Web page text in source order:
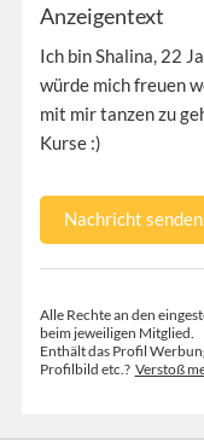
Anzeigentext
Ich bin Shalina, 22
würde mich freuen
mit mir tanzen zu
Kurse :)
Nachricht senden
Alle Rechte an den
beim jeweiligen Mitglied.
Enthält das Profil
Profilbild etc.? Verstoß